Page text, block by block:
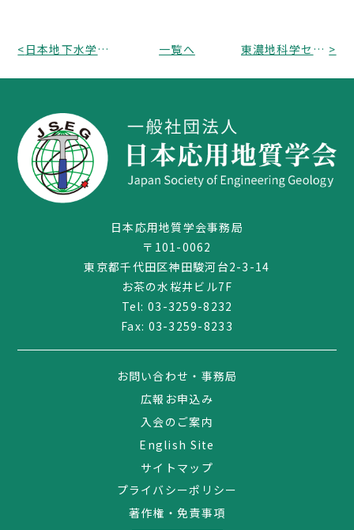
03-3259-8232
< 日本地下水学会シンポジウム「水循環基本計画の下での地下水に関する取り組み」のお知らせ（申込〆：平成28年11月30日、開催：12月5日（東京都世田谷区）、日本応用地質学会後援行事） 一覧へ 東濃地科学センター開所50周年記念行事「地下環境シンポジウム～地下環境の研究最前線～」のお知らせ（平成28年12月3日：岐阜県瑞浪市、日本応用地質学会後援行事） >
日本応用地質学会事務局
〒101-0062
東京都千代田区神田駿河台2-3-14
お茶の水桜井ビル7F
Tel:03-3259-8232
Fax: 03-3259-8233
お問い合わせ・事務局
広報お申込み
入会のご案内
English Site
サイトマップ
プライバシーポリシー
著作権・免責事項